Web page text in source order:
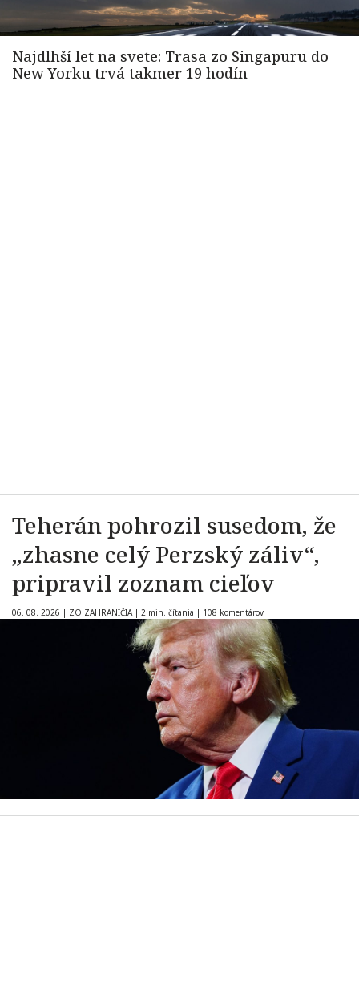
Teherán pohrozil susedom, že
„zhasne celý Perzský záliv“,
pripravil zoznam cieľov
06. 08. 2026 | ZO ZAHRANIČIA | 2 min. čítania | 108 komentárov